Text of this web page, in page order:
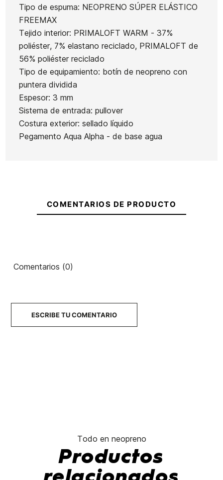
Tipo de espuma: NEOPRENO SÚPER ELÁSTICO
FREEMAX
Tejido interior: PRIMALOFT WARM - 37%
poliéster, 7% elastano reciclado, PRIMALOFT de
56% poliéster reciclado
Tipo de equipamiento: botín de neopreno con
puntera dividida
Espesor: 3 mm
Sistema de entrada: pullover
Costura exterior: sellado líquido
Pegamento Aqua Alpha - de base agua
Ean13 21098204
Licra
O'neill
Neo
Skins
Quiksilver
Marathon
Sessions 3
mm
Escarpines O'neill
84,95 € 75,00 € 80,00 €
No hay características para comparar
COMENTARIOS DE PRODUCTO
Comentarios (0)
ESCRIBE TU COMENTARIO
Todo en neopreno
Productos